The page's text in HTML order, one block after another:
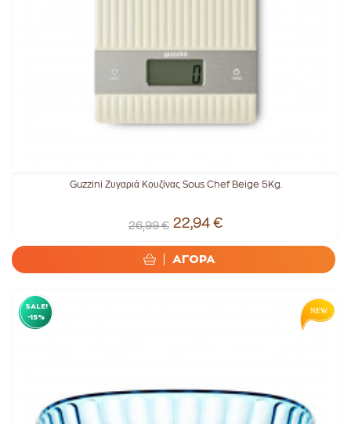
Guzzini Ζυγαριά Κουζίνας Sous Chef Beige 5Kg.
26,99 € 22,94 €
ΑΓΟΡΑ
SALE!
-15%